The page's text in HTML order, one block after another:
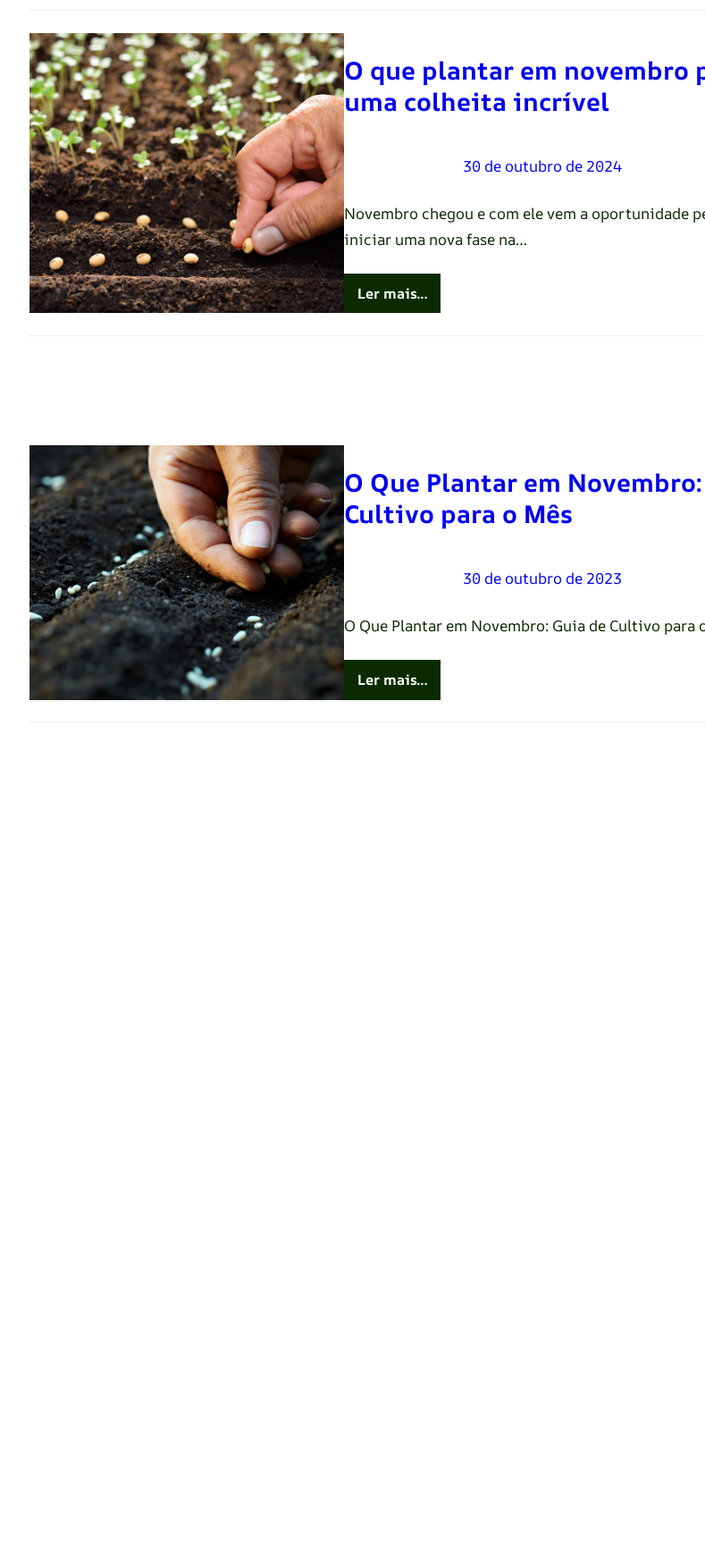
O que plantar em novembro
uma colheita incrível
Renato Oliveira 30 de outubro de 2024
Novembro chegou e com ele vem a oportunidade
iniciar uma nova fase na…
Ler mais…
O Que Plantar em
Cultivo para o Mês
Renato Oliveira 30 de outubro de 2023
O Que Plantar em Novembro: Guia de Cultivo para
Ler mais…